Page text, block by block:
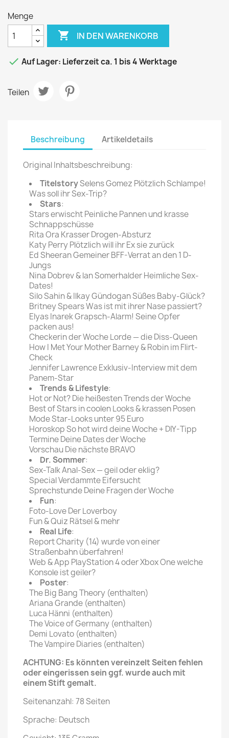
Menge
 IN DEN WARENKORB
 Auf Lager: Lieferzeit ca. 1 bis 4 Werktage
Teilen
Beschreibung Artikeldetails
Original Inhaltsbeschreibung:
TitelstorySelens Gomez Plötzlich Schlampe!
Was soll ihr Sex-Trip?
Stars:
Stars erwischt Peinliche Pannen und krasse
Schnappschüsse
Rita Ora Krasser Drogen-Absturz
Katy Perry Plötzlich will ihr Ex sie zurück
Ed Sheeran Gemeiner BFF-Verrat an den 1 D-
Jungs
Nina Dobrev & lan Somerhalder Heimliche Sex-
Dates!
Silo Sahin & Ilkay Gündogan Süßes Baby-Glück?
Britney Spears Was ist mit ihrer Nase passiert?
Elyas Inarek Grapsch-Alarm! Seine Opfer
packen aus!
Checkerin der Woche Lorde — die Diss-Queen
How I Met Your Mother Barney & Robin im Flirt-
Check
Jennifer Lawrence Exklusiv-Interview mit dem
Panem-Star
Trends & Lifestyle:
Hot or Not? Die heißesten Trends der Woche
Best of Stars in coolen Looks & krassen Posen
Mode Star-Looks unter 95 Euro
Horoskop So hot wird deine Woche + DIY-Tipp
Termine Deine Dates der Woche
Vorschau Die nächste BRAVO
Dr. Sommer:
Sex-Talk Anal-Sex — geil oder eklig?
Special Verdammte Eifersucht
Sprechstunde Deine Fragen der Woche
Fun:
Foto-Love Der Loverboy
Fun & Quiz Rätsel & mehr
Real Life:
Report Charity (14) wurde von einer
Straßenbahn überfahren!
Web & App PlayStation 4 oder Xbox One welche
Konsole ist geiler?
Poster:
The Big Bang Theory (enthalten)
Ariana Grande (enthalten)
Luca Hänni (enthalten)
The Voice of Germany (enthalten)
Demi Lovato (enthalten)
The Vampire Diaries (enthalten)
ACHTUNG: Es könnten vereinzelt Seiten fehlen
oder eingerissen sein ggf. wurde auch mit
einem Stift gemalt.
Seitenanzahl: 78 Seiten
Sprache: Deutsch